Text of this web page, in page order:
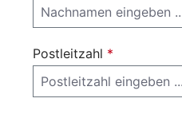
Postleitzahl *